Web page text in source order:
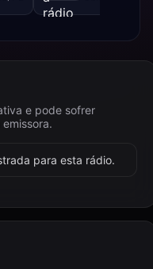
e pode sofrer
para esta rádio.